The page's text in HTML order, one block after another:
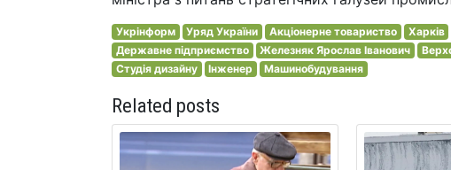
Укрінформ Уряд України Акціонерне товариство Харків
Державне підприємство
Железняк Ярослав Іванович
Студія дизайну
Інженер Машинобудування
Related posts